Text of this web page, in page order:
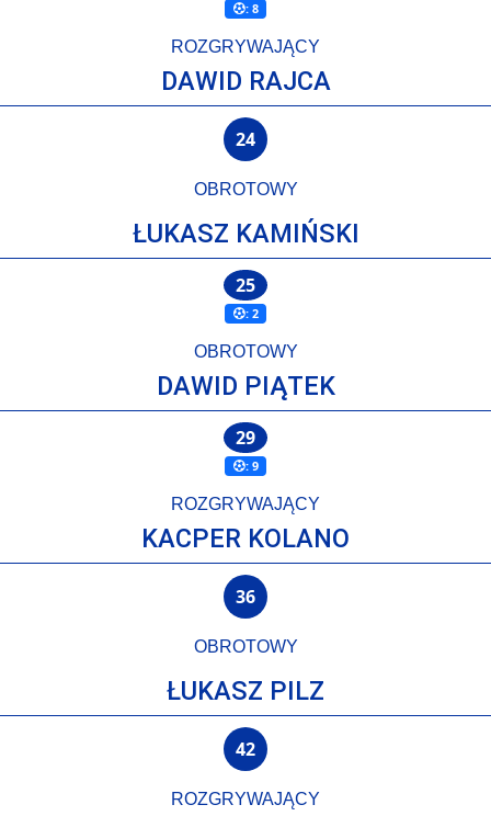
: 8
ROZGRYWAJĄCY
DAWID RAJCA
24
OBROTOWY
ŁUKASZ KAMIŃSKI
25
: 2
OBROTOWY
DAWID PIĄTEK
29
: 9
ROZGRYWAJĄCY
KACPER KOLANO
36
OBROTOWY
ŁUKASZ PILZ
42
ROZGRYWAJĄCY